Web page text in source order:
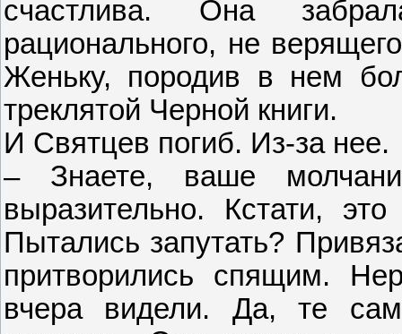
счастлива. Она
рационального, не
Женьку, породив в нем
треклятой Черной книги.
И Святцев погиб. Из-за нее.
– Знаете, ваше
выразительно. Кстати,
Пытались запутать?
притворились спящим.
вчера видели. Да, те